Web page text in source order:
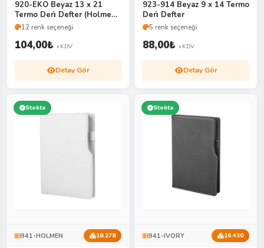
920-EKO Beyaz 13 x 21
Termo Deri̇ Defter (Holmen
Ki̇tap Kağıdı
12 renk seçeneği
104,00₺ +KDV
Detay Gör
923-914 Beyaz 9 x 14 Termo
Deri̇ Defter
5 renk seçeneği
88,00₺ +KDV
Detay Gör
Stokta
941-HOLMEN 18.278
Stokta
941-IVORY 16.430